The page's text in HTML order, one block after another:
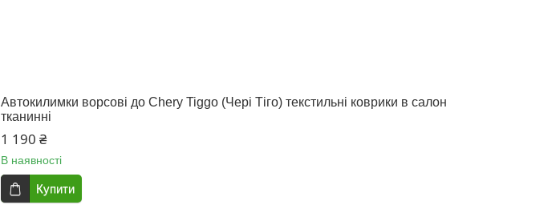
Автокилимки ворсові до Chery Tiggo (Чері Тіго) текстильні коврики в салон
тканинні
1 190 ₴
В наявності
Купити